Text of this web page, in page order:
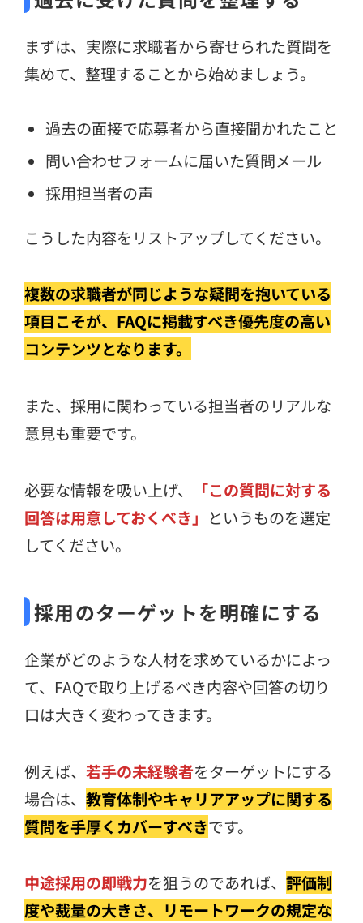
まずは、実際に求職者から寄せられた質問を
集めて、整理することから始めましょう。
過去の面接で応募者から直接聞かれたこと
問い合わせフォームに届いた質問メール
採用担当者の声
こうした内容をリストアップしてください。
複数の求職者が同じような疑問を抱いている
項目こそが、FAQに掲載すべき優先度の高い
コンテンツとなります。
また、採用に関わっている担当者のリアルな
意見も重要です。
必要な情報を吸い上げ、
「この質問に対する
回答は用意しておくべき」 というものを選定
してください。
採用のターゲットを明確にする
企業がどのような人材を求めているかによっ
て、FAQで取り上げるべき内容や回答の切り
口は大きく変わってきます。
例えば、 若手の未経験者をターゲットにする
場合は、 教育体制やキャリアアップに関する
質問を手厚くカバーすべきです。
中途採用の即戦力を狙うのであれば、 評価制
度や裁量の大きさ、リモートワークの規定な